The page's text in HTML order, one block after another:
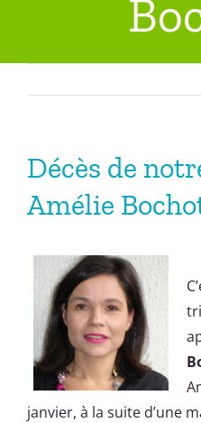
Recrutement
Décès de
Amélie
janvier, à la suite d’une